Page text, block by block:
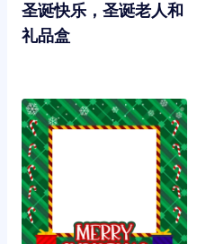
圣诞快乐，圣诞老人和
礼品盒